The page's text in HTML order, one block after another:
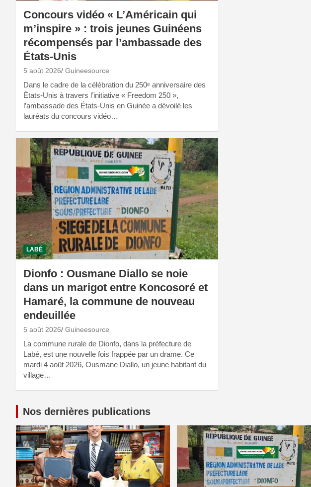
Concours vidéo « L’Américain qui
m’inspire » : trois jeunes Guinéens
récompensés par l’ambassade des
États-Unis
5 août 2026 Guineesource
Dans le cadre de la célébration du 250ᵉ anniversaire des
États-Unis à travers l’initiative « Freedom 250 »,
l’ambassade des États-Unis en Guinée a dévoilé les
lauréats du concours vidéo…
LABÉ
Dionfo : Ousmane Diallo se noie
dans un marigot entre Koncosoré et
Hamaré, la commune de nouveau
endeuillée
5 août 2026 Guineesource
La commune rurale de Dionfo, dans la préfecture de
Labé, est une nouvelle fois frappée par un drame. Ce
mardi 4 août 2026, Ousmane Diallo, un jeune habitant du
village…
Nos dernières publications